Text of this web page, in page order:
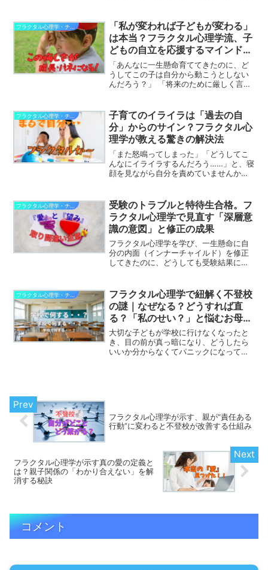
んか？これまで何年も、自分のことは後
回しにして子どものためだ...
「私が変われば子どもが変わる」
は本当？フラクタル心理学流、子
どもの自立を応援するマインドの
整え方
「あんなに一生懸命育ててきたのに、ど
うしてこの子は自分から動こうとしない
んだろう？」 「将来のために厳しく言わ
を願うからこそ、親御さんの悩みは尽き
ないものです。良かれ...
フラクタル心理学・チャイルドと子育て
子育てのイライラは「過去の自
分」からのサイン？フラクタル心
理学が教える驚きの解決法
「また怒鳴ってしまった」「どうしてこ
んなにイライラするんだろう……」と、寝
顔を見ながら自分を責めていませんか？
子育ての仕方が間違っているからでもあ
りません。フラクタル心...
受験のトラブルと特待生合格。フ
ラクタル心理学で見直す「深層意
識の意図」と修正の成果
フラクタル心理学を学び、一生懸命に自
分の内面（インナーチャイルド）を修正
してきたのに、どうしても受験結果に納
に、なぜトラブルが起こるの？」「こん
なに頑張ったのに、どうして...
フラクタル心理学で紐解く不登校
の謎｜なぜなる？どうすれば直
る？「私のせい？」と悩むお母さ
んへ
大切な子どもが学校に行けなくなったと
き、目の前が真っ暗になり、どうしたら
いいか分からなくてパニックになってし
フラクタル心理学が示す、親が“責任ある
行動”に変わると不登校が改善する仕組み
フラクタル心理学が示す真の愛の定義と
は？親子関係の「わかり合えない」を解
消する秘訣
コメント